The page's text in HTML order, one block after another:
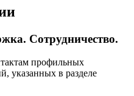
Сотрудничество.
профильных
указанных в разделе